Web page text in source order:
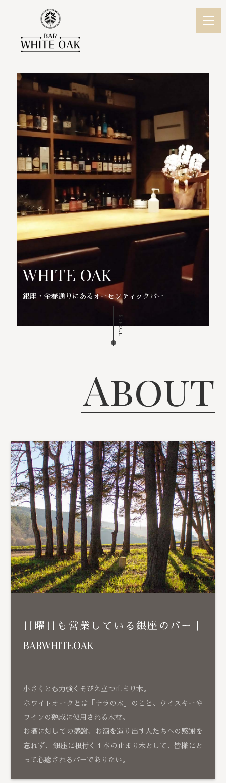
WHITE OAK
銀座・金春通りにあるオーセンティックバー
Scroll
About
日曜日も営業している銀座のバー｜
BARWHITEOAK
小さくとも力強くそびえ立つ止まり木。
ホワイトオークとは「ナラの木」のこと、ウイスキーや
ワインの熟成に使用される木材。
お酒に対しての感謝、お酒を造り出す人たちへの感謝を
忘れず、 銀座に根付く１本の止まり木として、皆様にと
って心癒されるバーでありたい。